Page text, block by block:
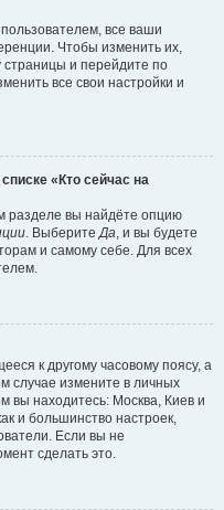
все ваши
Чтобы изменить их,
страницы и перейдите по
все свои настройки и
«Кто сейчас на
разделе вы найдёте опцию
. ВыберитеДа, и вы будете
и самому себе. Для всех
к другому часовому поясу, а
случае измените в личных
вы находитесь: Москва, Киев и
и большинство настроек,
Если вы не
сделать это.